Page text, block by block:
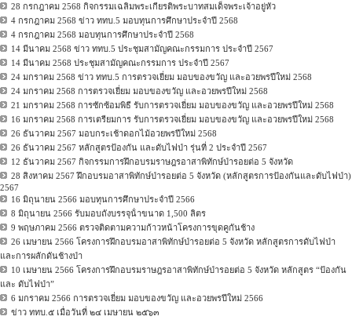
28 กรกฎาคม 2568 กิจกรรมเฉลิมพระเกียรติพระบาทสมเด็จพระเจ้าอยู่หัว
4 กรกฎาคม 2568 ข่าว ททบ.5 มอบทุนการศึกษาประจำปี 2568
4 กรกฎาคม 2568 มอบทุนการศึกษาประจำปี 2568
14 มีนาคม 2568 ข่าว ททบ.5 ประชุมสามัญคณะกรรมการ ประจำปี 2567
14 มีนาคม 2568 ประชุมสามัญคณะกรรมการ ประจำปี 2567
24 มกราคม 2568 ข่าว ททบ.5 การตรวจเยี่ยม มอบของขวัญ และอวยพรปีใหม่ 2568
24 มกราคม 2568 การตรวจเยี่ยม มอบของขวัญ และอวยพรปีใหม่ 2568
21 มกราคม 2568 การซักซ้อมพิธี รับการตรวจเยี่ยม มอบของขวัญ และอวยพรปีใหม่ 2568
16 มกราคม 2568 การเตรียมการ รับการตรวจเยี่ยม มอบของขวัญ และอวยพรปีใหม่ 2568
26 ธันวาคม 2567 มอบกระเช้าดอกไม้อวยพรปีใหม่ 2568
26 ธันวาคม 2567 หลักสูตรป้องกัน และดับไฟป่า รุ่นที่ 2 ประจำปี 2567
12 ธันวาคม 2567 กิจกรรมการฝึกอบรมราษฎรอาสาพิทักษ์ป่ารอยต่อ 5 จังหวัด
28 สิงหาคม 2567 ฝึกอบรมอาสาพิทักษ์ป่ารอยต่อ 5 จังหวัด (หลักสูตรการป้องกันและดับไฟป่า)
2567
16 มิถุนายน 2566 มอบทุนการศึกษาประจําปี 2566
8 มิถุนายน 2566 รับมอบถังบรรจุน้ําขนาด 1,500 ลิตร
9 พฤษภาคม 2566 ตรวจติดตามความก้าวหน้าโครงการขุดคูกันช้าง
26 เมษายน 2566 โครงการฝึกอบรมอาสาพิทักษ์ป่ารอยต่อ 5 จังหวัด หลักสูตรการดับไฟป่า
และการผลักดันช้างป่า
10 เมษายน 2566 โครงการฝึกอบรมราษฎรอาสาพิทักษ์ป่ารอยต่อ 5 จังหวัด หลักสูตร “ป้องกัน
และ ดับไฟป่า”
6 มกราคม 2566 การตรวจเยี่ยม มอบของขวัญ และอวยพรปีใหม่ 2566
ข่าว ททบ.๕ เมื่อวันที่ ๒๔ เมษายน ๒๕๖๓